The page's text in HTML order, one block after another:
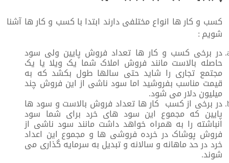
کسب و کار ها انواع مختلفی دارند ابتدا با کسب و کار ها آشنا
شویم :
در برخی کسب و کار ها تعداد فروش پایین ولی سود
حاصله بالاست مانند فروش املاک شما یک ویلا یا یک
مجتمع تجاری را شاید حتی سالها طول بکشد که به
قیمت مناسب بفروشید اما سود ناشی از این فروش چند
میلیون دلار می شود.
در برخی از کسب کار ها تعداد فروش بالاست و سود ها
پایین که مجموع این سود های خرد برای شما سود
انباشته را به همراه خواهد داشت مانند سود ناشی از
فروش پوشاک در خرده فروشی ها و مجموع این اعداد
خرد در حد ماهانه و سالانه و تبدیل به سرمایه گذاری می
شوند.